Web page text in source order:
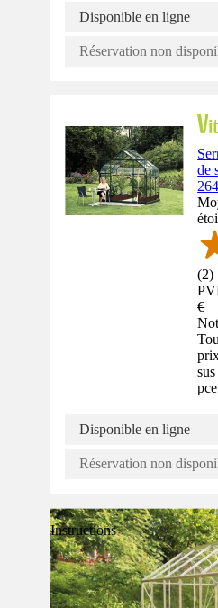
Disponible en ligne
Réservation non
de
(2)
€
pce
Disponible en ligne
Réservation non
Instructions